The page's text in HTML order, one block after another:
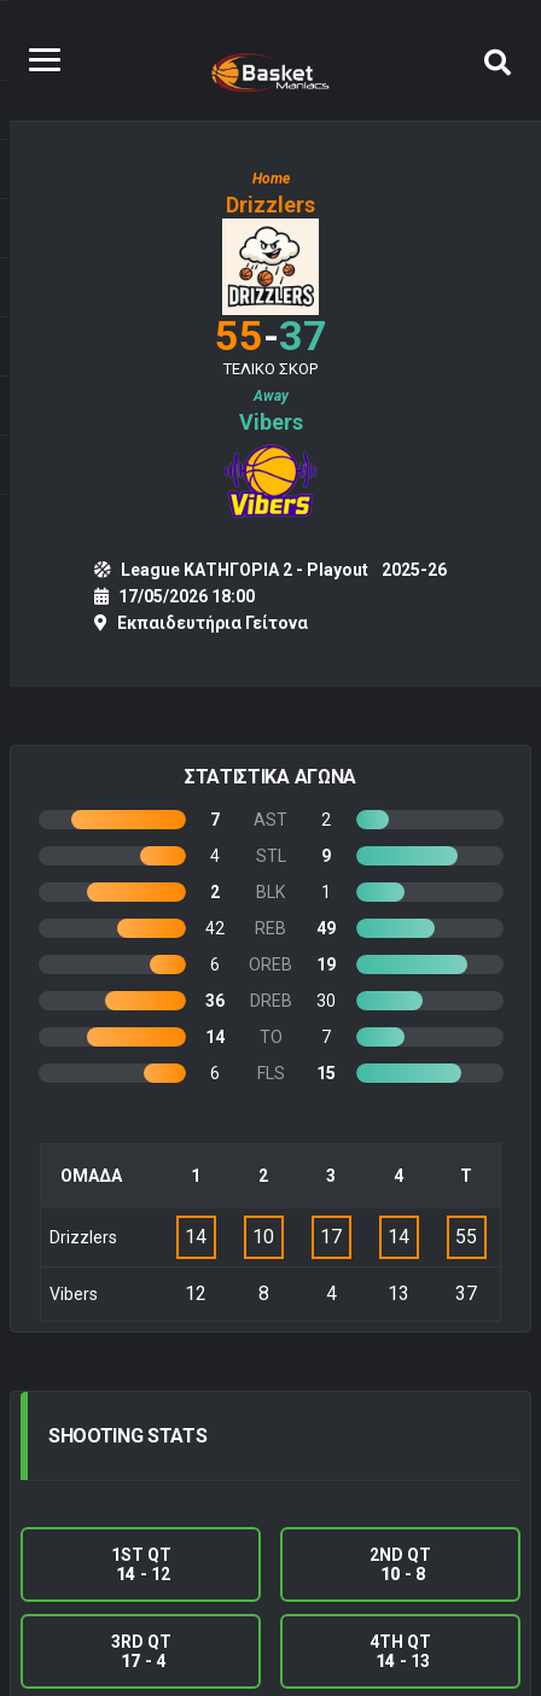
Home
Drizzlers
55-37
ΤΕΛΙΚΟ ΣΚΟΡ
Away
Vibers
League ΚΑΤΗΓΟΡΙΑ 2 - Playout
2025-26
17/05/2026 18:00
Εκπαιδευτήρια Γείτονα
ΣΤΑΤΙΣΤΙΚΑ ΑΓΩΝΑ
7 AST
2
4
STL
9
2
BLK
1
42
REB
49
6
OREB
19
36
DREB
30
14
TO
7
6
FLS 15
ΟΜΑΔΑ 1 2 3 4 Τ
Drizzlers 14 10 17 14 55
Vibers 12 8 4 13 37
SHOOTINGSTATS
1ST QT
14 - 12
2ND QT
10 - 8
3RD QT
17 - 4
4TH QT
14 - 13